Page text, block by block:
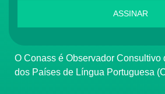
ASSINAR
O Conass é Observador Consultivo da Comunidade
dos Países de Língua Portuguesa